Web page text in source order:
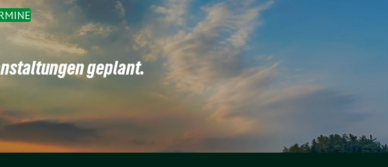
geplant.